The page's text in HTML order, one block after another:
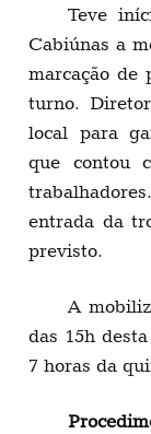
Teve
Cabiúnas a
marcação de
turno.
local para
que contou
entrada da
previsto.
A
das 15h
7 horas da